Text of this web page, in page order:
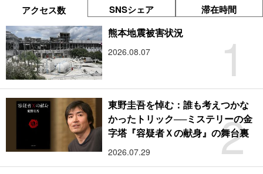
アクセス数 SNSシェア 滞在時間
1
熊本地震被害状況
2026.08.07
2
東野圭吾を悼む：誰も考えつかな
かったトリック──ミステリーの金
字塔『容疑者Ｘの献身』の舞台裏
2026.07.29